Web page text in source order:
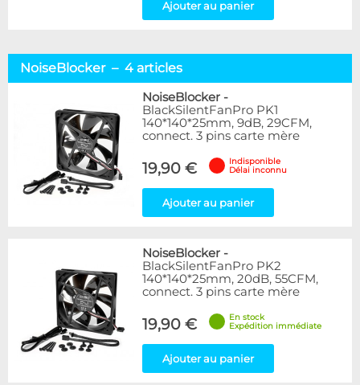
Ajouter au panier
NoiseBlocker – 4 articles
NoiseBlocker -
BlackSilentFanPro PK1
140*140*25mm, 9dB, 29CFM,
connect. 3 pins carte mère
19,90 €
Indisponible
Délai inconnu
Ajouter au panier
NoiseBlocker -
BlackSilentFanPro PK2
140*140*25mm, 20dB, 55CFM,
connect. 3 pins carte mère
19,90 €
En stock
Expédition immédiate
Ajouter au panier